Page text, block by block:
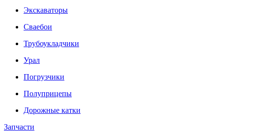
Экскаваторы
Сваебои
Трубоукладчики
Урал
Погрузчики
Полуприцепы
Дорожные катки
Запчасти